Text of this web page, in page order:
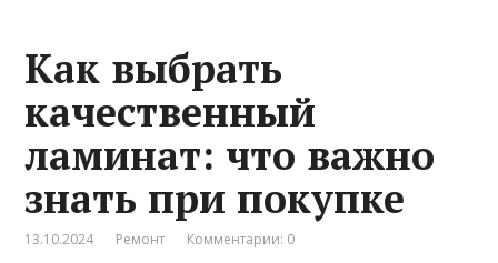
Как выбрать
качественный
ламинат: что важно
знать при покупке
13.10.2024 Ремонт Комментарии: 0